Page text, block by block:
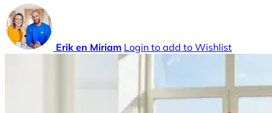
Erik en Miriam Login to add to Wishlist